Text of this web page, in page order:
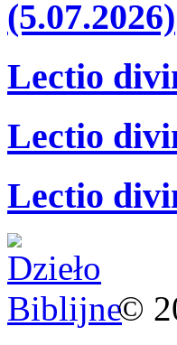
(5.07.2026)
Lectio
Lectio
Lectio
©